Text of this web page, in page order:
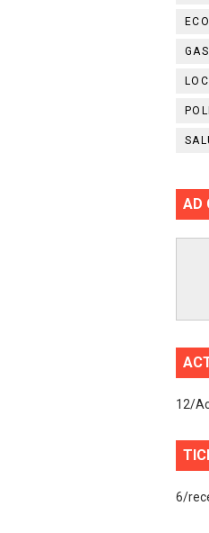
AD
12/
6/